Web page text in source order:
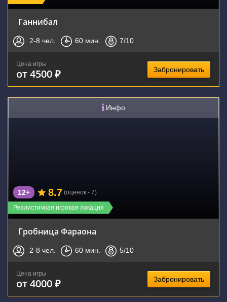
Ганнибал
2-8 чел. 60 мин. 7/10
Цена игры
от 4500 ₽ Забронировать
Инфо
Реалистичная игровая локация
12+ 8.7 (оценок - 7)
Гробница Фараона
2-8 чел. 60 мин. 5/10
Цена игры
от 4000 ₽ Забронировать